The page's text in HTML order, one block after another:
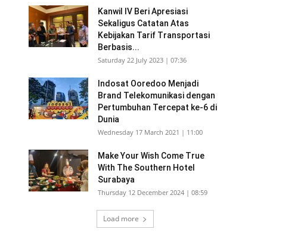
Kanwil IV Beri Apresiasi
Sekaligus Catatan Atas
Kebijakan Tarif Transportasi
Berbasis...
Saturday 22 July 2023 | 07:36
Indosat Ooredoo Menjadi
Brand Telekomunikasi dengan
Pertumbuhan Tercepat ke-6 di
Dunia
Wednesday 17 March 2021 | 11:00
Make Your Wish Come True
With The Southern Hotel
Surabaya
Thursday 12 December 2024 | 08:59
Load more